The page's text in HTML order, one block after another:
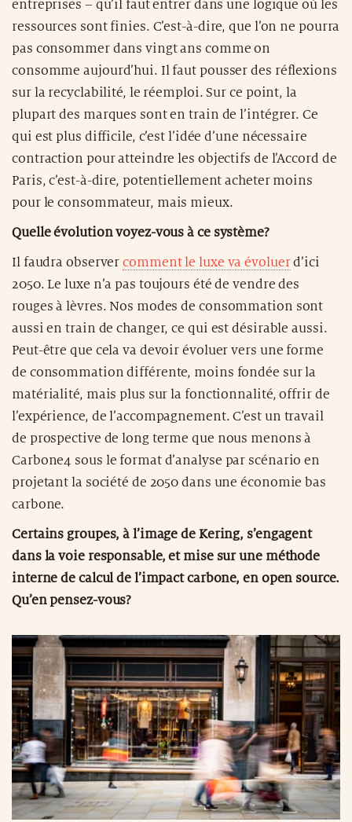
entreprises – qu’il faut entrer dans une logique où les
ressources sont finies. C’est-à-dire, que l’on ne pourra
pas consommer dans vingt ans comme on
consomme aujourd’hui. Il faut pousser des réflexions
sur la recyclabilité, le réemploi. Sur ce point, la
plupart des marques sont en train de l’intégrer. Ce
qui est plus difficile, c’est l’idée d’une nécessaire
contraction pour atteindre les objectifs de l’Accord de
Paris, c’est-à-dire, potentiellement acheter moins
pour le consommateur, mais mieux.
Quelle évolution voyez-vous à ce système?
Il faudra observercomment le luxe va évoluerd’ici
2050. Le luxe n’a pas toujours été de vendre des
rouges à lèvres. Nos modes de consommation sont
aussi en train de changer, ce qui est désirable aussi.
Peut-être que cela va devoir évoluer vers une forme
de consommation différente, moins fondée sur la
matérialité, mais plus sur la fonctionnalité, offrir de
l’expérience, de l’accompagnement. C’est un travail
de prospective de long terme que nous menons à
Carbone4 sous le format d’analyse par scénario en
projetant la société de 2050 dans une économie bas
carbone.
Certains groupes, à l’image de Kering, s’engagent
dans la voie responsable, et mise sur une méthode
interne de calcul de l’impact carbone, en open source.
Qu’en pensez-vous?